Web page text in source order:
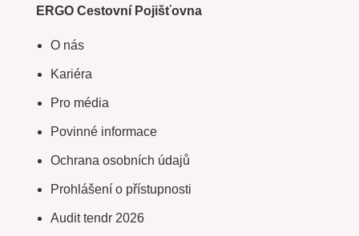
ERGO Cestovní Pojišťovna
O nás
Kariéra
Pro média
Povinné informace
Ochrana osobních údajů
Prohlášení o přístupnosti
Audit tendr 2026